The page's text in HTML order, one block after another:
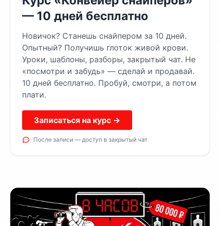
— 10 дней бесплатно
Новичок? Станешь снайпером за 10 дней.
Опытный? Получишь глоток живой крови.
Уроки, шаблоны, разборы, закрытый чат. Не
«посмотри и забудь» — сделай и продавай.
10 дней бесплатно. Пробуй, смотри, а потом
плати.
Записаться на курс →
После записи — доступ в закрытый чат